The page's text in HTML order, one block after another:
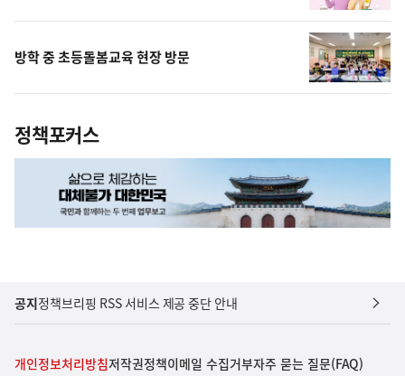
방학 중 초등돌봄교육 현장 방문
정책포커스
공지정책브리핑 RSS 서비스 제공 중단 안내
개인정보처리방침저작권정책이메일 수집거부자주 묻는 질문(FAQ)